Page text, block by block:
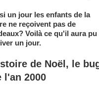
un jour les enfants de la
ne reçoivent pas de
Voilà ce qu'il aura pu
un jour.
de Noël, le
l'an 2000